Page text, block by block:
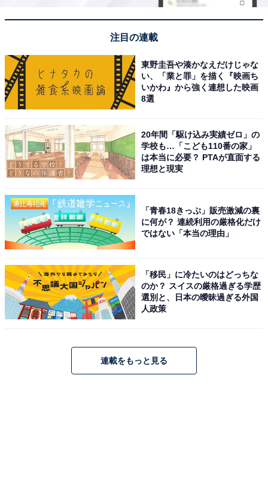
注目の連載
東野圭吾や湊かなえだけじゃな
い、「業と罪」を描く『映画ち
いかわ』から強く連想した映画
8選
20年間「駆け込み実績ゼロ」の
学校も…「こども110番の家」
は本当に必要？ PTAが直面する
理想と現実
「青春18きっぷ」販売激減の裏
に何が？ 連続利用の厳格化だけ
ではない「本当の理由」
「移民」に冷たいのはどっちな
のか？ スイスの厳格過ぎる学歴
選別と、日本の曖昧過ぎる外国
人政策
連載をもっと見る